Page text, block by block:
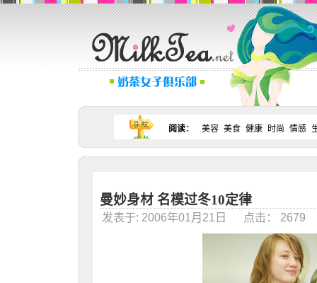
阅读： 美容 美食 健康 时尚 情感
曼妙身材 名模过冬10定律
发表于: 2006年01月21日 点击： 2679